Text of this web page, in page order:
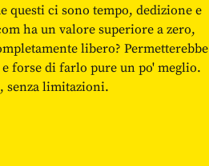
questi ci sono tempo, dedizione e
ha un valore superiore a zero,
libero? Permetterebbe
forse di farlo pure un po' meglio.
senza limitazioni.